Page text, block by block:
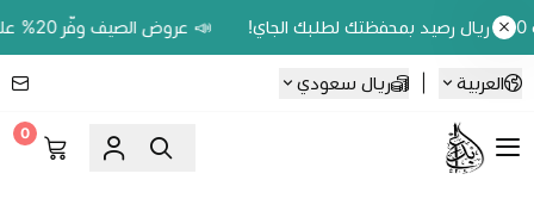
📣 عروض الصيف وفّر 20% على اللوحات الحين.. واكسب 200 ريال رصيد بمحفظتك لطلبك الجاي!
العربية ريال سعودي
Ebbdaa art
0